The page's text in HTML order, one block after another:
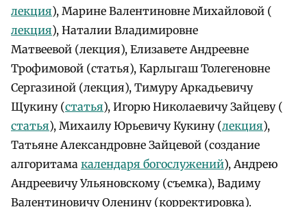
лекция), Марине Валентиновне Михайловой (
лекция), Наталии Владимировне
Матвеевой (лекция), Елизавете Андреевне
Трофимовой (статья), Карлыгаш Толегеновне
Сергазиной (лекция), Тимуру Аркадьевичу
Щукину (статья), Игорю Николаевичу Зайцеву (
статья), Михаилу Юрьевичу Кукину (лекция),
Татьяне Александровне Зайцевой (создание
алгоритама календаря богослужений), Андрею
Андреевичу Ульяновскому (съемка), Вадиму
Валентиновичу Оленину (корректировка).